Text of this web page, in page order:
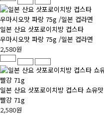
일본 산요 삿포로이치방 컵스타
우마시오맛 파랑 75g /일본 컵라면
2,580원
일본 산요 삿포로이치방 컵스타 쇼유맛
빨강 71g
2,580원